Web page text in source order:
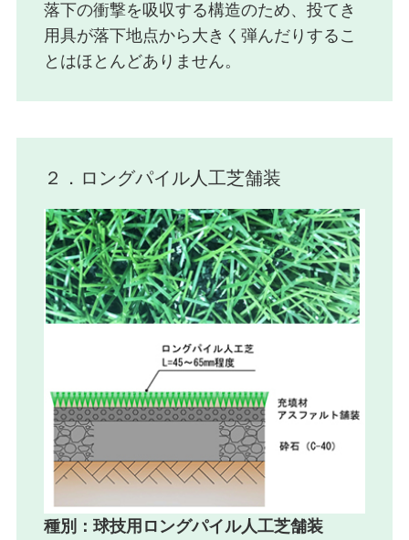
落下の衝撃を吸収する構造のため、投てき
用具が落下地点から大きく弾んだりするこ
とはほとんどありません。
２．ロングパイル人工芝舗装
種別：球技用ロングパイル人工芝舗装